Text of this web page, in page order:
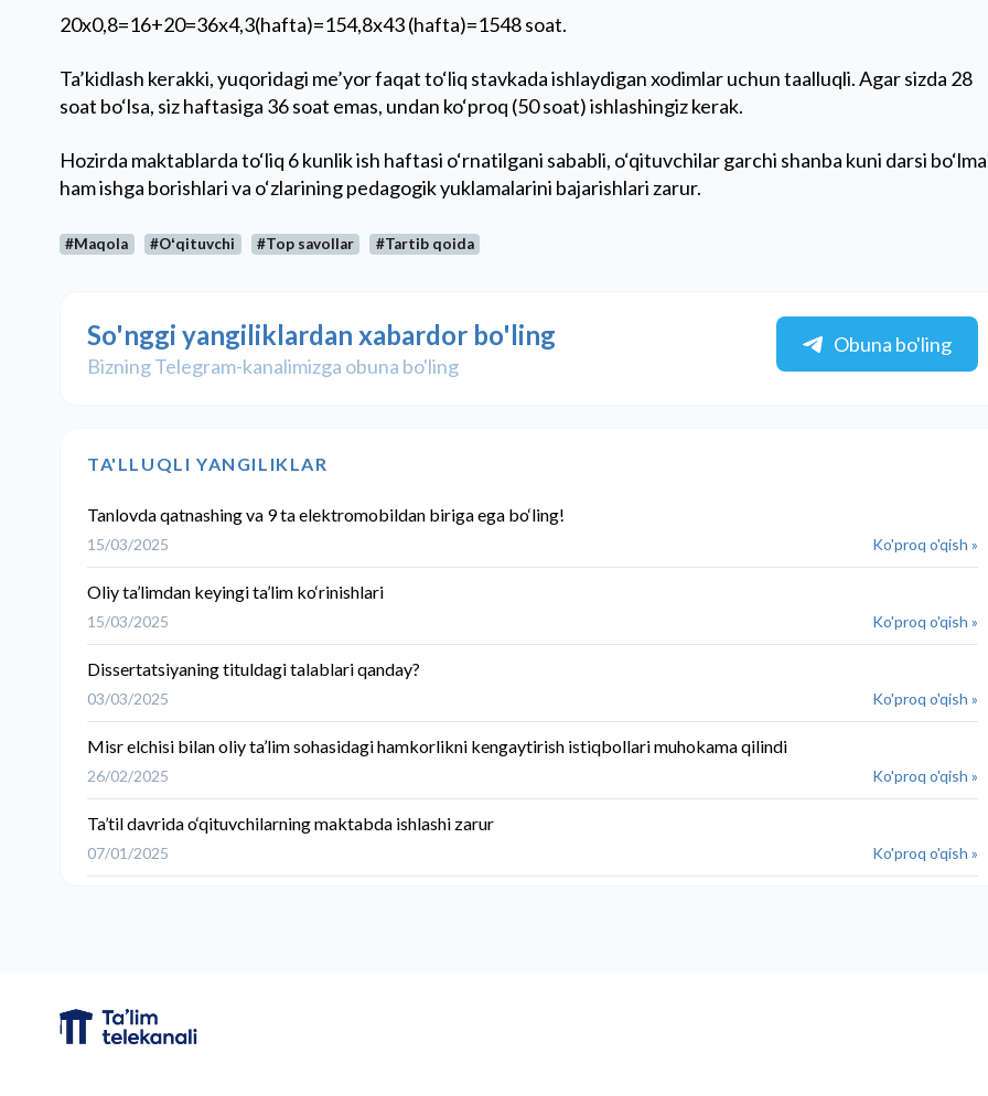
20x0,8=16+20=36x4,3(hafta)=154,8x43 (hafta)=1548 soat.
Ta’kidlash kerakki, yuqoridagi me’yor faqat to‘liq stavkada ishlaydigan xodimlar uchun taalluqli. Agar sizda 28
soat bo‘lsa, siz haftasiga 36 soat emas, undan ko‘proq (50 soat) ishlashingiz kerak.
Hozirda maktablarda to‘liq 6 kunlik ish haftasi o‘rnatilgani sababli, o‘qituvchilar garchi shanba kuni darsi
ham ishga borishlari va o‘zlarining pedagogik yuklamalarini bajarishlari zarur.
#Maqola #Oʻqituvchi #Top savollar #Tartib qoida
So'nggi yangiliklardan xabardor bo'ling
Bizning Telegram-kanalimizga obuna bo'ling
Obuna bo'ling
TA'LLUQLI YANGILIKLAR
Tanlovda qatnashing va 9 ta elektromobildan biriga ega bo‘ling!
15/03/2025 Ko'proq o'qish »
Oliy ta’limdan keyingi ta’lim ko‘rinishlari
15/03/2025 Ko'proq o'qish »
Dissertatsiyaning tituldagi talablari qanday?
03/03/2025 Ko'proq o'qish »
Misr elchisi bilan oliy ta’lim sohasidagi hamkorlikni kengaytirish istiqbollari muhokama qilindi
26/02/2025 Ko'proq o'qish »
Ta’til davrida o‘qituvchilarning maktabda ishlashi zarur
07/01/2025 Ko'proq o'qish »